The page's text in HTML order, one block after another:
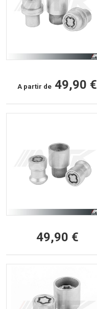
A partir de 49,90 €
49,90 €